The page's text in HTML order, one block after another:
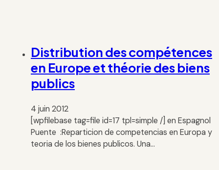
Distribution des compétences
en Europe et théorie des biens
publics
4 juin 2012
[wpfilebase tag=file id=17 tpl=simple /] en Espagnol
Puente :Reparticion de competencias en Europa y
teoria de los bienes publicos. Una…